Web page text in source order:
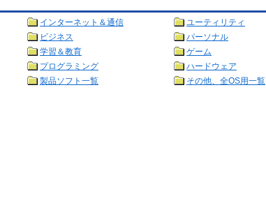
インターネット＆通信
ユーティリティ
ビジネス
パーソナル
学習＆教育
ゲーム
プログラミング
ハードウェア
製品ソフト一覧 その他、全OS用一覧